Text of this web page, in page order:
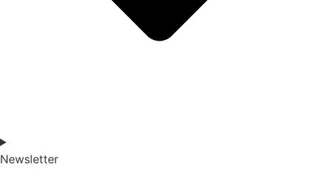
Newsletter